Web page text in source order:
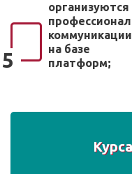
5
организуются
коммуникации
на базе
платформ;